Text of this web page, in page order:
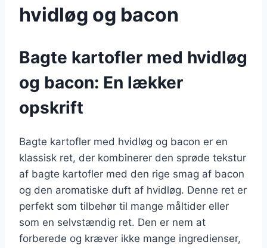
hvidløg og bacon
Bagte kartofler med hvidløg
og bacon: En lækker
opskrift
Bagte kartofler med hvidløg og bacon er en
klassisk ret, der kombinerer den sprøde tekstur
af bagte kartofler med den rige smag af bacon
og den aromatiske duft af hvidløg. Denne ret er
perfekt som tilbehør til mange måltider eller
som en selvstændig ret. Den er nem at
forberede og kræver ikke mange ingredienser,